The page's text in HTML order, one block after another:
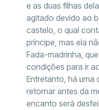
e as duas filhas
agitado devido ao
castelo, o qual
príncipe, mas ela
Fada-madrinha,
condições para ir
Entretanto, há uma
retornar antes da
encanto será